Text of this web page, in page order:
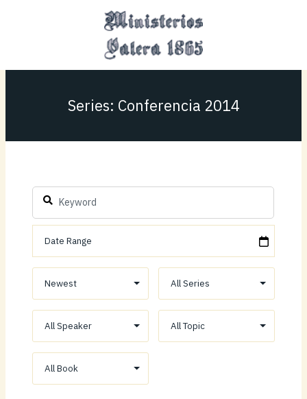
Series: Conferencia 2014